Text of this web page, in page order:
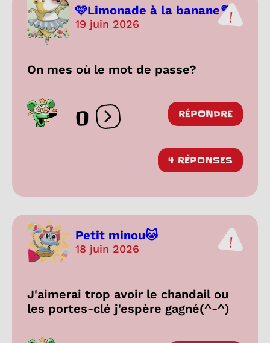
🩷Limonade à la banane💜
19 juin 2026
On mes où le mot de passe?
0 Ouvrir les réactions
RÉPONDRE
4 RÉPONSES
Petit minou🐱
18 juin 2026
J'aimerai trop avoir le chandail ou
les portes-clé j'espère gagné(^-^)